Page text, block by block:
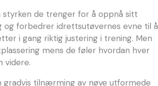
de trenger for å oppnå sitt
og forbedrer idrettsutøvernes evne til å
i gang riktig justering i trening. Men
mens de føler hvordan hver
videre.
gradvis tilnærming av nøye utformede